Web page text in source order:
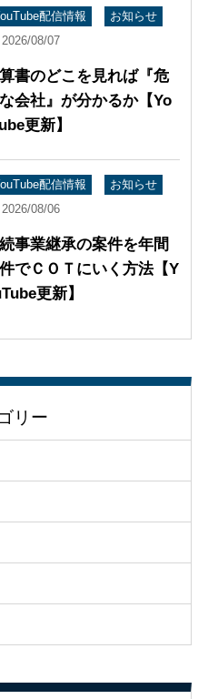
配信情報
お知らせ
2026/08/07
書のどこを見れば『危
会社』が分かるか【Yo
更新】
配信情報
お知らせ
2026/08/06
事業継承の案件を年間
でＣＯＴにいく方法【Y
更新】
リー